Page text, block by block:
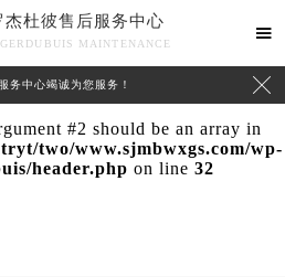
parameter 1 to be array, null
two/www.sjmbwxgs.com/wp-
header.php
#2 should be an array in
two/www.sjmbwxgs.com/wp-
header.php on line 32
杰杜彼售后服务中心
MAINTENANCE

务中心竭诚为您服务！ 